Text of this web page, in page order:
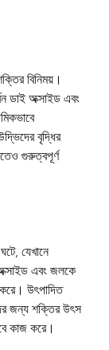
বিনিময়।
ডাই অক্সাইড এবং
বৃদ্ধির
গুরুত্বপূর্ণ
যেখানে
এবং জলকে
উৎপাদিত
জন্য শক্তির উৎস
কাজ করে।